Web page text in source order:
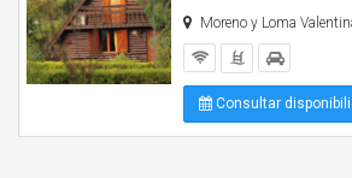
Moreno y Loma
Consultar